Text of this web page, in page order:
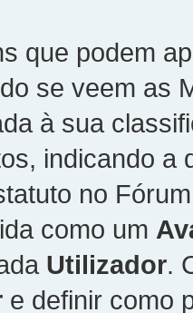
que podem
se veem as
à sua
indicando a
no
como um
Utilizador.
e definir como